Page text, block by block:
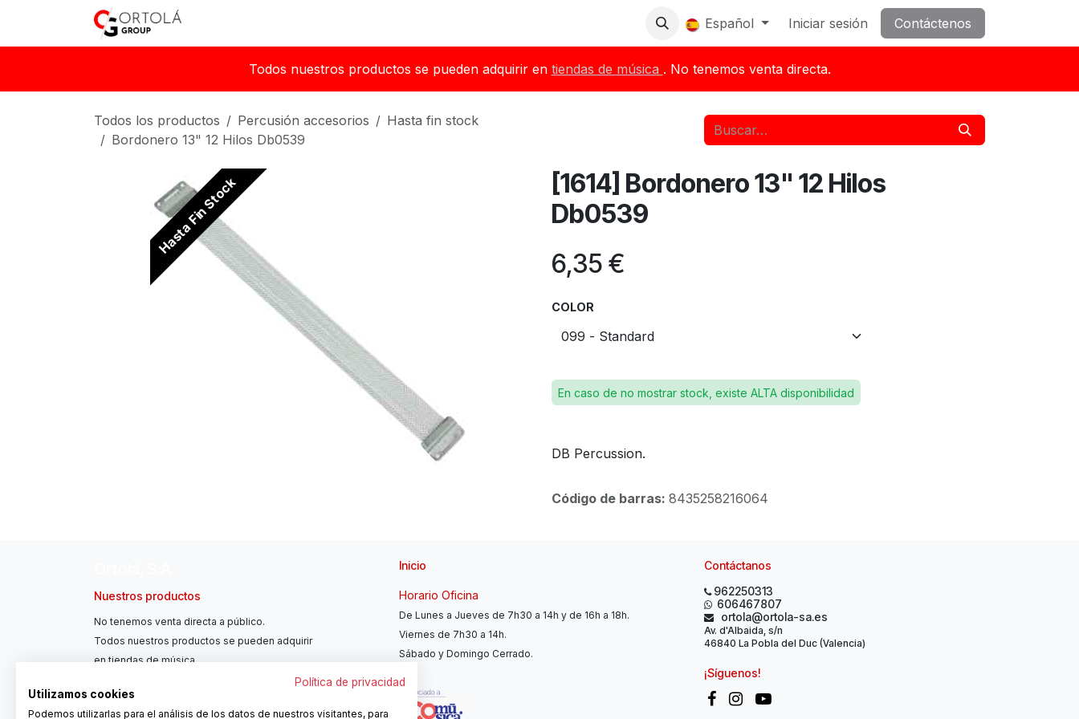
Español Iniciar sesión Contáctenos
Todos nuestros productos se pueden adquirir en tiendas de música . No tenemos venta directa.
Todos los productos Percusión accesorios
Hasta fin stock
Bordonero 13" 12 Hilos Db0539
Hasta Fin Stock
[1614] Bordonero 13" 12 Hilos
Db0539
6,35 €
COLOR
En caso de no mostrar stock, existe ALTA disponibilidad
DB Percussion.
Código de barras: 8435258216064
Nuestros productos
No tenemos venta directa a público.
Todos nuestros productos se pueden adquirir
en tiendas de música.
Inicio
Horario Oficina
De Lunes a Jueves de 7h30 a 14h y de 16h a 18h.
Viernes de 7h30 a 14h.
Sábado y Domingo Cerrado.
Contáctanos
962250313
606467807
ortola@ortola-sa.es
Av. d'Albaida, s/n
46840 La Pobla del Duc (Valencia)
¡Síguenos!
Política de privacidad
Utilizamos cookies
Podemos utilizarlas para el análisis de los datos de nuestros visitantes, para